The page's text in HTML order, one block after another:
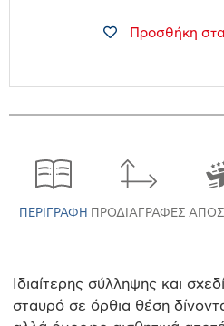
Προσθήκη
ΠΕΡΙΓΡΑΦΉ ΠΡΟΔΙΑΓΡΑΦΈΣ
Ιδιαίτερης σύλληψης και
σταυρό σε όρθια θέση